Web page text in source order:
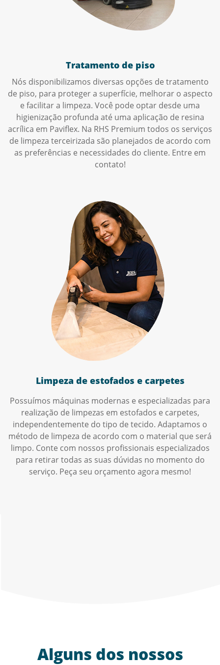
Tratamento de piso
Nós disponibilizamos diversas opções de tratamento
de piso, para proteger a superfície, melhorar o aspecto
e facilitar a limpeza. Você pode optar desde uma
higienização profunda até uma aplicação de resina
acrílica em Paviflex. Na RHS Premium todos os serviços
de limpeza terceirizada são planejados de acordo com
as preferências e necessidades do cliente. Entre em
contato!
Limpeza de estofados e carpetes
Possuímos máquinas modernas e especializadas para
realização de limpezas em estofados e carpetes,
independentemente do tipo de tecido. Adaptamos o
método de limpeza de acordo com o material que será
limpo. Conte com nossos profissionais especializados
para retirar todas as suas dúvidas no momento do
serviço. Peça seu orçamento agora mesmo!
Alguns dos nossos